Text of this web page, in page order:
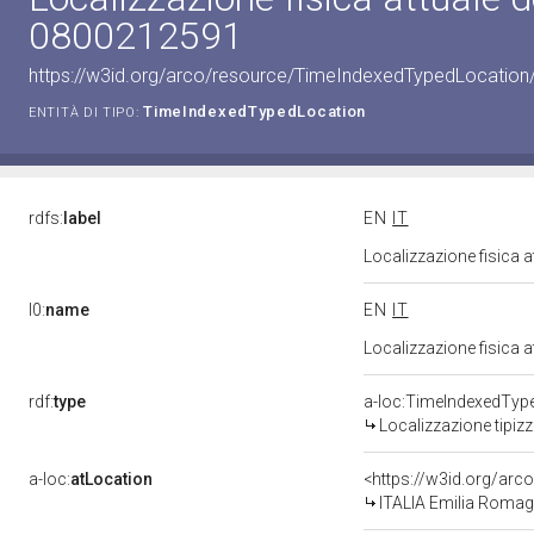
0800212591
https://w3id.org/arco/resource/
ENTITÀ DI TIPO: TimeIndexedTypedLocation
rdfs: label EN
IT
Localizzazione fisica
l0:name EN
IT
Localizzazione fisica
rdf:type
a-
Localizzazione
a-loc:atLocation
<https://w3id.org/
ITALIA Emilia